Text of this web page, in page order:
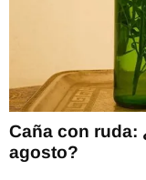
Caña con ruda:
agosto?